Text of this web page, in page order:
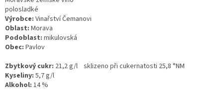
polosladké
Výrobce: Vinařství Čemanovi
Oblast: Morava
Podoblast: mikulovská
Obec: Pavlov
Zbytkový cukr: 21,2 g/l sklizeno při cukernatosti 25,8 °NM
Kyseliny: 5,7 g/l
Alkohol: 14 %